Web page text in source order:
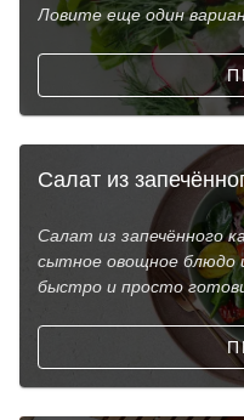
Ловите еще один
Салат из
Салат из запечённого
сытное овощное блюдо
быстро и просто